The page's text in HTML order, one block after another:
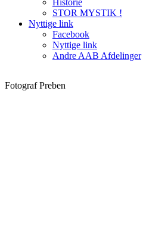
Historie
STOR MYSTIK !
Nyttige link
Facebook
Nyttige link
Andre AAB Afdelinger
Fotograf Preben